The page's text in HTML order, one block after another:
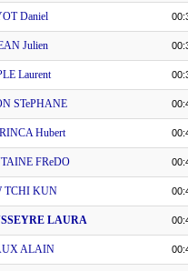
Daniel
Julien
Laurent
STePHANE
Hubert
FReDO
TCHI KUN
LAURA
ALAIN